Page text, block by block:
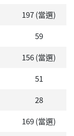
197 (當選)
59
156 (當選)
51
28
169 (當選)